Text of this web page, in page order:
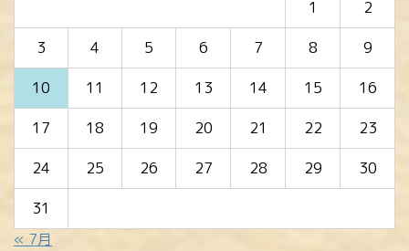
1
2
3
4 5 6 7 8
9
10
11 12 13 14 15
16
17
18 19 20 21 22
23
24
25 26 27 28 29
30
31
« 7月